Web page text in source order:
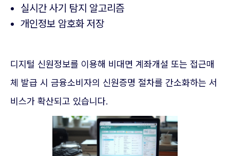
실시간 사기 탐지 알고리즘
개인정보 암호화 저장
디지털 신원정보를 이용해 비대면 계좌개설 또는 접근매
체 발급 시 금융소비자의 신원증명 절차를 간소화하는 서
비스가 확산되고 있습니다.